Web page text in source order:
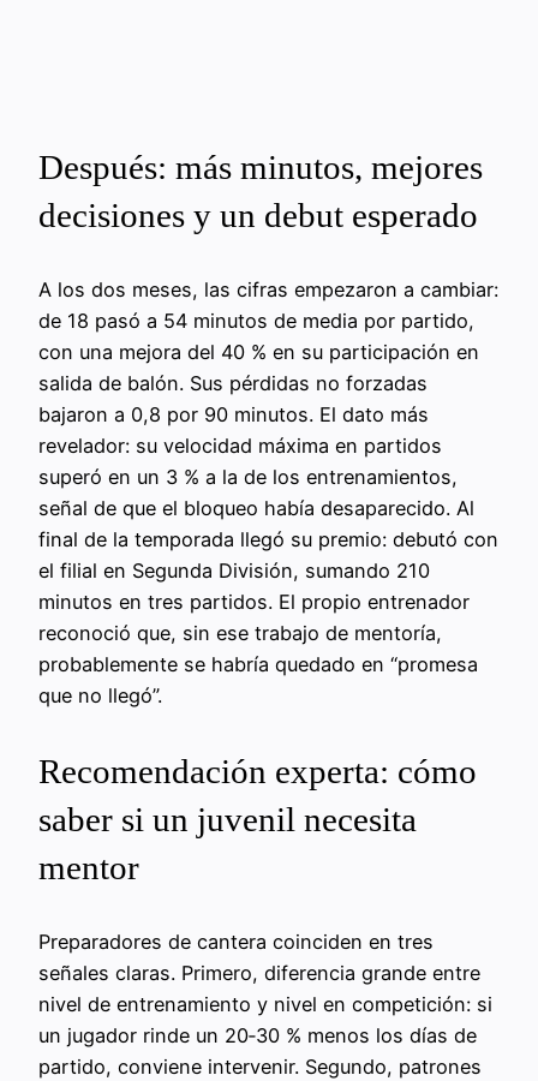
Después: más minutos, mejores
decisiones y un debut esperado
A los dos meses, las cifras empezaron a cambiar:
de 18 pasó a 54 minutos de media por partido,
con una mejora del 40 % en su participación en
salida de balón. Sus pérdidas no forzadas
bajaron a 0,8 por 90 minutos. El dato más
revelador: su velocidad máxima en partidos
superó en un 3 % a la de los entrenamientos,
señal de que el bloqueo había desaparecido. Al
final de la temporada llegó su premio: debutó con
el filial en Segunda División, sumando 210
minutos en tres partidos. El propio entrenador
reconoció que, sin ese trabajo de mentoría,
probablemente se habría quedado en “promesa
que no llegó”.
Recomendación experta: cómo
saber si un juvenil necesita
mentor
Preparadores de cantera coinciden en tres
señales claras. Primero, diferencia grande entre
nivel de entrenamiento y nivel en competición: si
un jugador rinde un 20‑30 % menos los días de
partido, conviene intervenir. Segundo, patrones